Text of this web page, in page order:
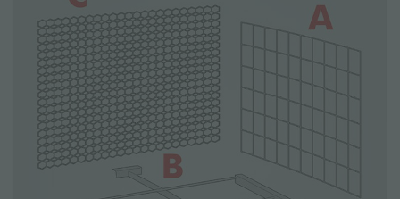
MÁS RESULTADOS PARA USTED: